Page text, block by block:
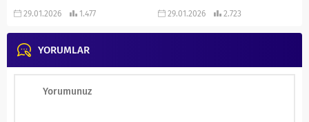
2026 II. Dönem Öğretmenler
1. Açılış • Açılış konuşmasının...
29.01.2026 1.477
(ORTAOKUL) Kendi okulunuza
maddelerinde ekleme ve
29.01.2026 2.723
YORUMLAR